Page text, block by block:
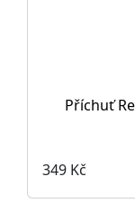
Příchuť
349 Kč